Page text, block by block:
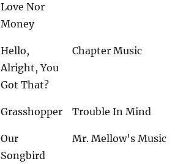
Love Nor
Money
Hello,
Alright, You
Got That?
Chapter Music
Grasshopper Trouble In Mind
Our
Songbird
Mr. Mellow's Music